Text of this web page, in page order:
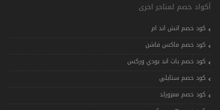
أكواد خصم لمتاجر اخرى
كود خصم اتش اند ام
كود خصم ماكس فاشن
كود خصم باث اند بودي وركس
كود خصم ستايلي
كود خصم ممزورلد